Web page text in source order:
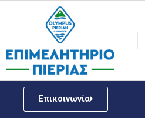
Επικοινωνία
Επιμελητήριο
Νέα